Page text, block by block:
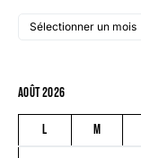
août 2026
L M